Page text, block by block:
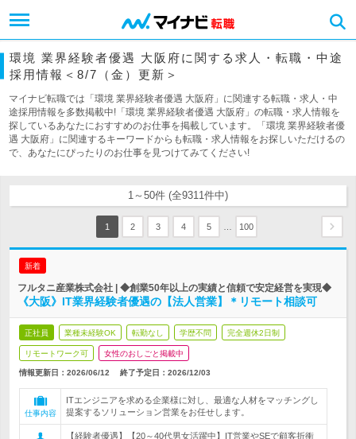
環境 業界経験者優遇 大阪府に関する求人・転職・中途
採用情報＜8/7（金）更新＞
マイナビ転職では「環境 業界経験者優遇 大阪府」に関連する転職・求人・中
途採用情報を多数掲載中!「環境 業界経験者優遇 大阪府」の転職・求人情報を
探しているあなたにおすすめのお仕事を掲載しています。「環境 業界経験者優
遇 大阪府」に関連するキーワードからも転職・求人情報をお探しいただけるの
で、あなたにぴったりのお仕事を見つけてみてください!
1～50件 (全9311件中)
1 2 3 4 5 100
新着
フルタニ産業株式会社 | ◆創業50年以上の実績と信頼で安定経営を実現◆
《大阪》IT業界経験者優遇の【法人営業】＊リモート相談可
正社員 業種未経験OK 転勤なし 学歴不問 完全週休2日制
リモートワーク可 女性のおしごと掲載中
情報更新日：2026/06/12 終了予定日： 2026/12/03
仕事内容
ITエンジニアを求める企業様に対し、最適な人材をマッチングし
提案するソリューション営業をお任せします。
【経験者優遇】【20～40代男女活躍中】IT営業やSEで顧客折衝